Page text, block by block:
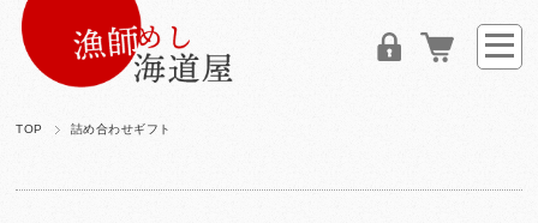
TOP 詰め合わせギフト